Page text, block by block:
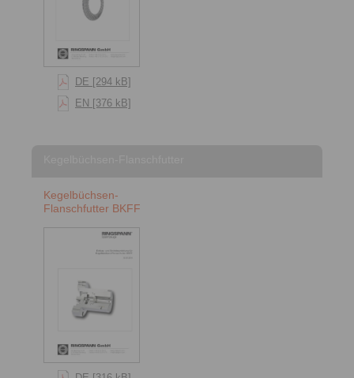
DE [294 kB]
EN [376 kB]
Kegelbüchsen-
Flanschfutter BKFF